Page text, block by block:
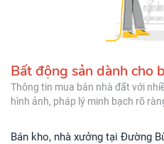
Bất động sản dành cho
Thông tin mua bán nhà đất với
hình ảnh, pháp lý minh bạch rõ
Bán kho, nhà xưởng tại Đường Bùi Hữu Nghĩa, Phường Tân